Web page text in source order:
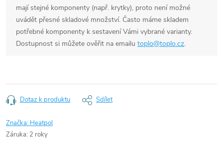
mají stejné komponenty (např. krytky), proto není možné
uvádět přesné skladové množství. Často máme skladem
potřebné komponenty k sestavení Vámi vybrané varianty.
Dostupnost si můžete ověřit na emailu toplo@toplo.cz.
Dotaz k produktu Sdílet
Značka: Heatpol
Záruka: 2 roky